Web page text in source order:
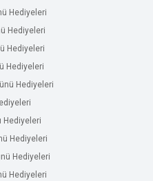
Hediyeleri
Hediyeleri
Hediyeleri
Hediyeleri
Hediyeleri
Hediyeleri
Hediyeleri
Hediyeleri
Hediyeleri